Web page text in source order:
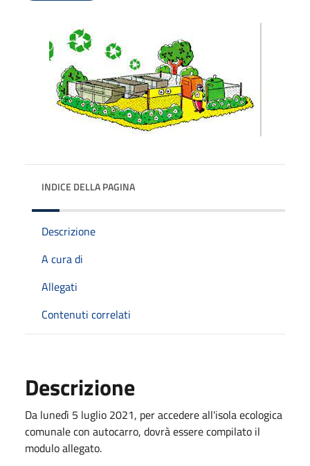
INDICE DELLA PAGINA
Descrizione
A cura di
Allegati
Contenuti correlati
Descrizione
Da lunedì 5 luglio 2021, per accedere all'isola ecologica
comunale con autocarro, dovrà essere compilato il
modulo allegato.